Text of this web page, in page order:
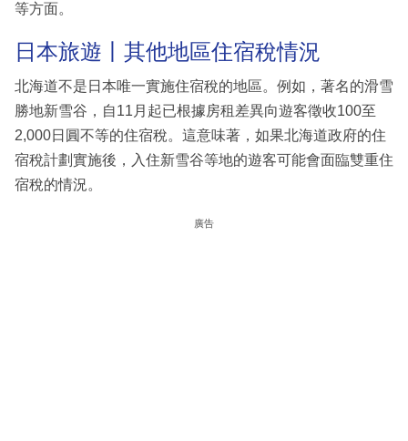
等方面。
日本旅遊丨其他地區住宿稅情況
北海道不是日本唯一實施住宿稅的地區。例如，著名的滑雪
勝地新雪谷，自11月起已根據房租差異向遊客徵收100至
2,000日圓不等的住宿稅。這意味著，如果北海道政府的住
宿稅計劃實施後，入住新雪谷等地的遊客可能會面臨雙重住
宿稅的情況。
廣告